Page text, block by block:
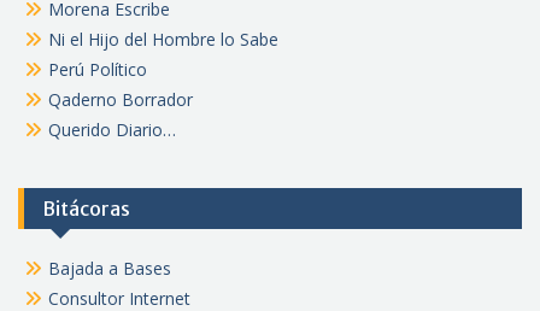
Morena Escribe
Ni el Hijo del Hombre lo Sabe
Perú Político
Qaderno Borrador
Querido Diario…
Bitácoras
Bajada a Bases
Consultor Internet